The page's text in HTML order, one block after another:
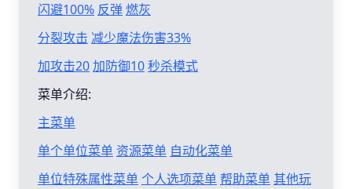
闪避100% 反弹燃灰
分裂攻击 减少魔法伤害33%
加攻击20加防御10秒杀模式
菜单介绍:
主菜单
单个单位菜单 资源菜单 自动化菜单
单位特殊属性菜单个人选项菜单帮助菜单其他玩